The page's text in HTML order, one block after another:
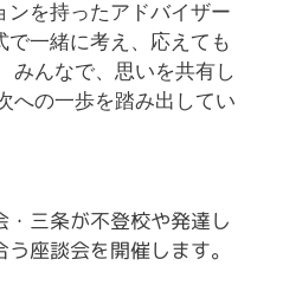
ンを持ったアドバイザー
で一緒に考え、応えても
みんなで、思いを共有し
への一歩を踏み出してい
三条が不登校や発達し
座談会を開催します。